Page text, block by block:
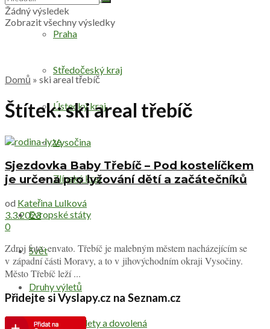
Praha
Středočeský kraj
Ústecký kraj
Vysočina
Zlínský kraj
Evropské státy
Svět
Druhy výletů
Netradiční výlety a dovolená
Žádný výsledek
Zobrazit všechny výsledky
Domů » ski areal třebíč
Štítek:ski areal třebíč
Sjezdovka Baby Třebíč – Pod kostelíčkem
je určena pro lyžování dětí a začátečníků
od Kateřina Lulková
3.3.2023
0
Zdroj foto: envato. Třebíč je malebným městem nacházejícím se
v západní části Moravy, a to v jihovýchodním okraji Vysočiny.
Město Třebíč leží ...
Přidejte si Vyslapy.cz na Seznam.cz